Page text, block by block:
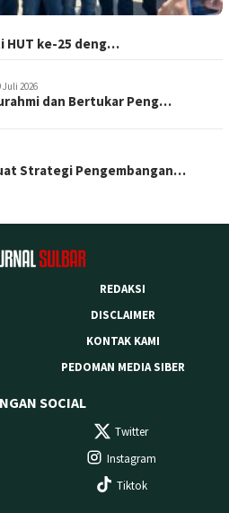
HUT ke-25 deng…
Juli 2026
dan Bertukar Peng…
Strategi Pengembangan…
REDAKSI
DISCLAIMER
KONTAK KAMI
PEDOMAN MEDIA SIBER
SOCIAL
Twitter
Instagram
Tiktok